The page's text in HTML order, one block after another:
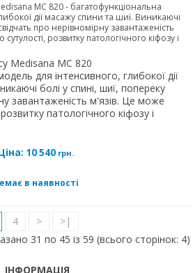
MC 820 - багатофункціональна
дії масажу спини та шиї. Виникаючі
про нерівномірну завантаженість
розвитку патологічного кіфозу і
Medisana MC 820
для інтенсивного, глибокої дії
болі у спині, шиї, попереку
завантаженість м'язів. Це може
патологічного кіфозу і
10 540 грн.
в наявності
4 >
>|
31 по 45 із 59 (всього сторінок: 4)
ІНФОРМАЦІЯ